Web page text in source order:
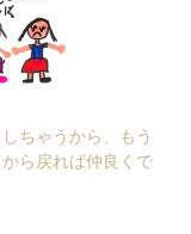
ちゃうから、もう
ら戻れば仲良くで